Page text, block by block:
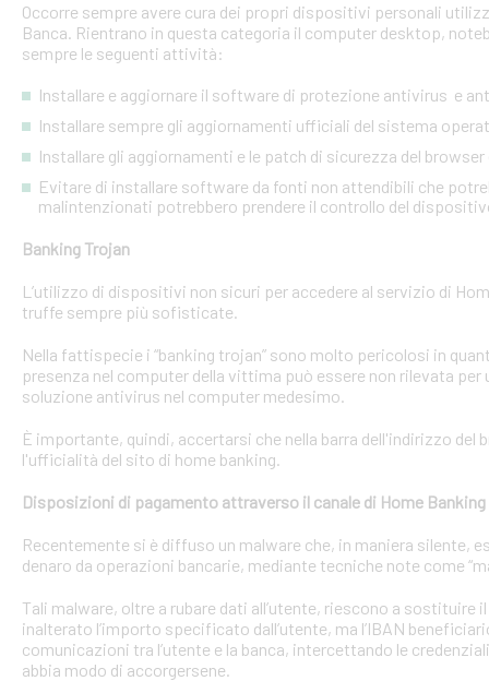
Occorre sempre avere cura dei propri dispositivi personali
Banca. Rientrano in questa categoria il computer desktop,
sempre le seguenti attività:
Installare e aggiornare il software di protezione antivirus e
Installare sempre gli aggiornamenti ufficiali del sistema
Installare gli aggiornamenti e le patch di sicurezza del
Evitare di installare software da fonti non attendibili che
malintenzionati potrebbero prendere il controllo del
Banking Trojan
L’utilizzo di dispositivi non sicuri per accedere al servizio di
truffe sempre più sofisticate.
Nella fattispecie i “banking trojan” sono molto pericolosi in
presenza nel computer della vittima può essere non rilevata
soluzione antivirus nel computer medesimo.
È importante, quindi, accertarsi che nella barra dell'indirizzo
l'ufficialità del sito di home banking.
Disposizioni di pagamento attraverso il canale di Home Banking
Recentemente si è diffuso un malware che, in maniera silente,
denaro da operazioni bancarie, mediante tecniche note come
Tali malware, oltre a rubare dati all’utente, riescono a
inalterato l’importo specificato dall’utente, ma l’IBAN
comunicazioni tra l’utente e la banca, intercettando le
abbia modo di accorgersene.